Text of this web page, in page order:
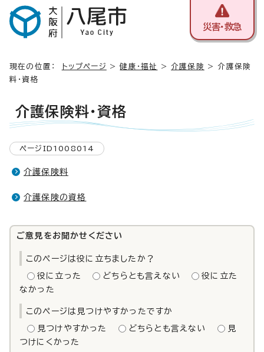
災害・救急
現在の位置： トップページ >健康・福祉 > 介護保険
> 介護保険
料・資格
介護保険料・資格
ページID1008014
介護保険料
介護保険の資格
ご意見をお聞かせください
このページは役に立ちましたか？
役に立った どちらとも言えない
役に立た
なかった
このページは見つけやすかったですか
見つけやすかった どちらとも言えない
見
つけにくかった